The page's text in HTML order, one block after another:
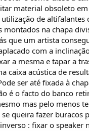
material obsoleto
de altifalantes
montados na chapa
que um artista
com a
a mesma e tapar a
caixa acústica de
ser até fixada à
é o facto do banco
mas pelo menos
queira fazer buracos
: fixar o speaker